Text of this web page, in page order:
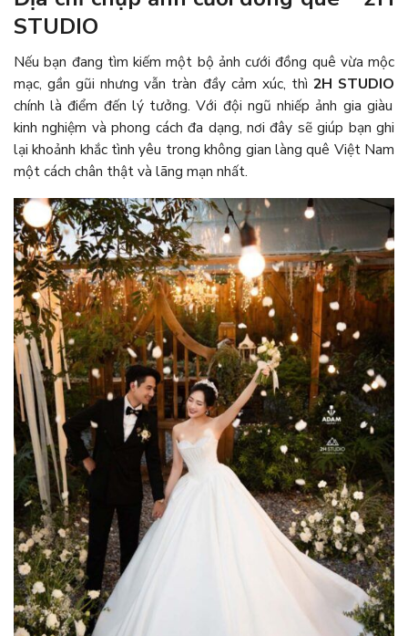
STUDIO
Nếu bạn đang tìm kiếm một bộ ảnh cưới đồng quê vừa mộc
mạc, gần gũi nhưng vẫn tràn đầy cảm xúc, thì 2H STUDIO
chính là điểm đến lý tưởng. Với đội ngũ nhiếp ảnh gia giàu
kinh nghiệm và phong cách đa dạng, nơi đây sẽ giúp bạn ghi
lại khoảnh khắc tình yêu trong không gian làng quê Việt Nam
một cách chân thật và lãng mạn nhất.